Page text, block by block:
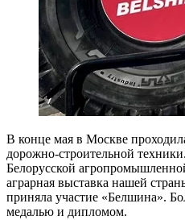
В конце мая в Москве
дорожно-строительной
Белорусской
аграрная выставка нашей
приняла участие «Белшина».
медалью и дипломом.